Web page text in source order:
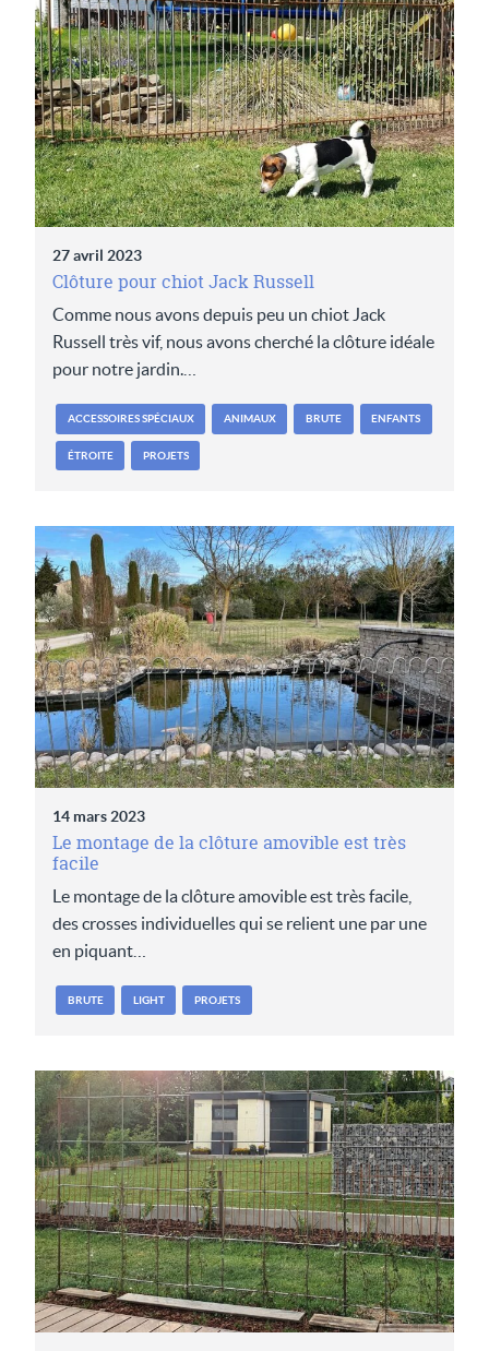
27 avril 2023
Clôture pour chiot Jack Russell
Comme nous avons depuis peu un chiot Jack
Russell très vif, nous avons cherché la clôture idéale
pour notre jardin.…
ACCESSOIRES SPÉCIAUX ANIMAUX BRUTE ENFANTS
ÉTROITE PROJETS
14 mars 2023
Le montage de la clôture amovible est très
facile
Le montage de la clôture amovible est très facile,
des crosses individuelles qui se relient une par une
en piquant…
BRUTE LIGHT PROJETS